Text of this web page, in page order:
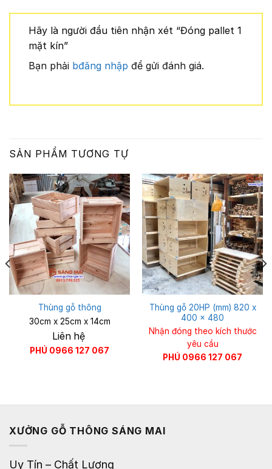
Hãy là người đầu tiên nhận xét “Đóng pallet 1
mặt kín”
Bạn phải bđăng nhập để gửi đánh giá.
SẢN PHẨM TƯƠNG TỰ
Thùng gỗ thông
30cm x 25cm x 14cm
Liên hệ
PHÚ 0966 127 067
Thùng gỗ 20HP (mm) 820 x
400 x 480
Nhận đóng theo kích thước
yêu cầu
PHÚ 0966 127 067
XƯỞNG GỖ THÔNG SÁNG MAI
Uy Tín – Chất Lượng